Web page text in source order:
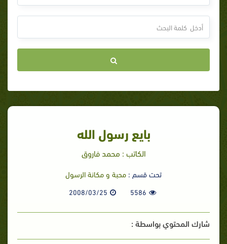
بايع رسول الله
الكاتب : محمد فاروق
تحت قسم : محبة و مكانة الرسول
5586
2008/03/25
شارك المحتوي بواسطة :